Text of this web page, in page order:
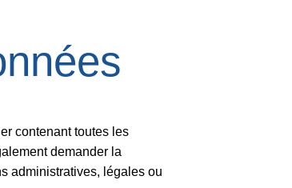
contenant toutes les
demander la
administratives, légales ou